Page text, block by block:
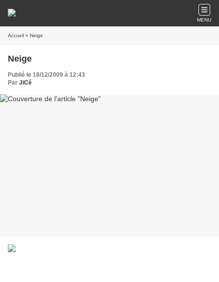
MENU
Accueil » Neige
Neige
Publié le 18/12/2009 à 12:43
Par JiCé